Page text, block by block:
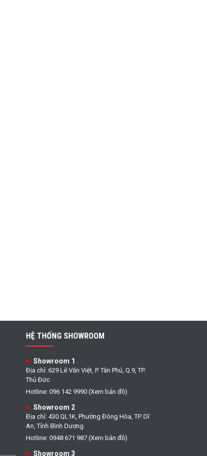
HỆ THỐNG SHOWROOM
Showroom 1
Địa chỉ: 629 Lê Văn Việt, P. Tân Phú, Q.9, TP.
Thủ Đức
Hotline: 096 142 9990 (Xem bản đồ)
Showroom 2
Địa chỉ: 430 QL1K, Phường Đông Hòa, TP. Dĩ
An, Tỉnh Bình Dương
Hotline: 0948 671 987 (Xem bản đồ)
Showroom 3